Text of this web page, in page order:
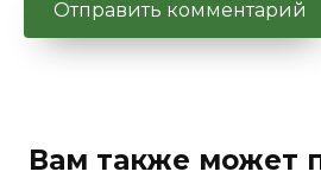
Вам также может